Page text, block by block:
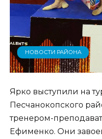
НОВОСТИ РАЙОНА
Ярко выступили на
Песчанокопского
тренером-
Ефименко. Они